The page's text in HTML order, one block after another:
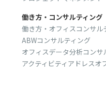
働き方・コンサルティング
働き方・オフィスコンサル
ABWコンサルティング
オフィスデータ分析コンサ
アクティビティアドレスオ